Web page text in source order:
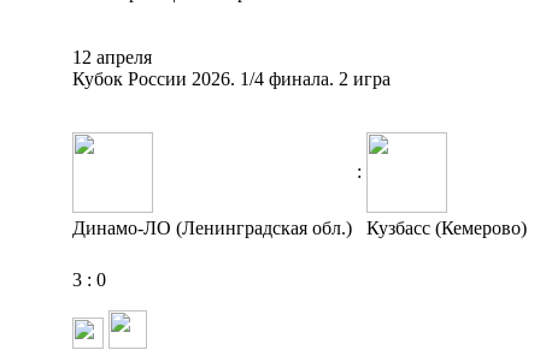
12 апреля
Кубок России 2026. 1/4 финала. 2 игра
:
Динамо-ЛО (Ленинградская обл.) Кузбасс (Кемерово)
3 : 0